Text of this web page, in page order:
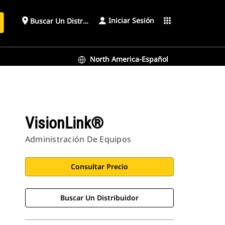
place Buscar Un Distribuidor Iniciar Sesión apps
North America-Español
VisionLink®
Administración De Equipos
Consultar Precio
Buscar Un Distribuidor